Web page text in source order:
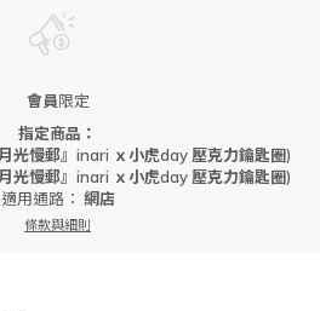
會員限定
指定商品：
光慢郵』inari ｘ小虎day 壓克力鑰匙圈)
光慢郵』inari ｘ小虎day 壓克力鑰匙圈)
適用通路： 網店
條款與細則